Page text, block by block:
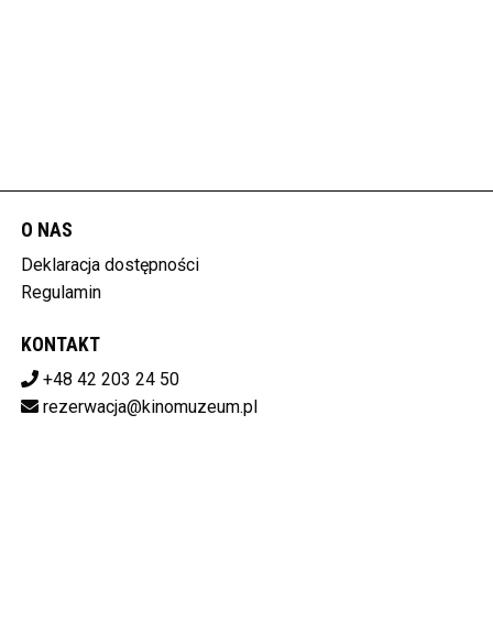
O NAS
Deklaracja dostępności
Regulamin
KONTAKT
+48 42 203 24 50
rezerwacja@kinomuzeum.pl